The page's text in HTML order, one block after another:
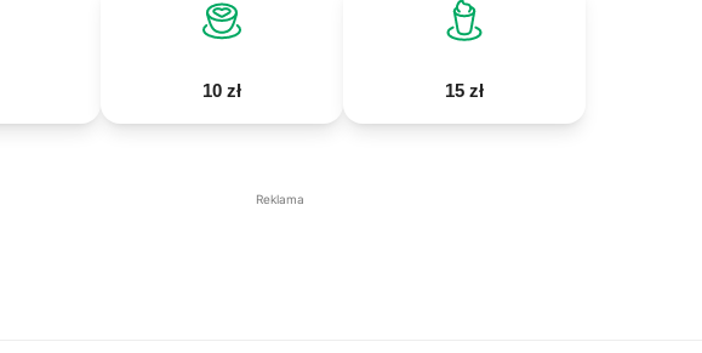
10 zł 15 zł
Reklama